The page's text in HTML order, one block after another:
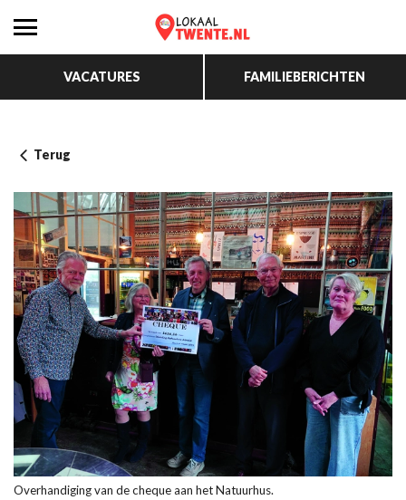
VACATURES FAMILIEBERICHTEN
Terug
Overhandiging van de cheque aan het Natuurhus.